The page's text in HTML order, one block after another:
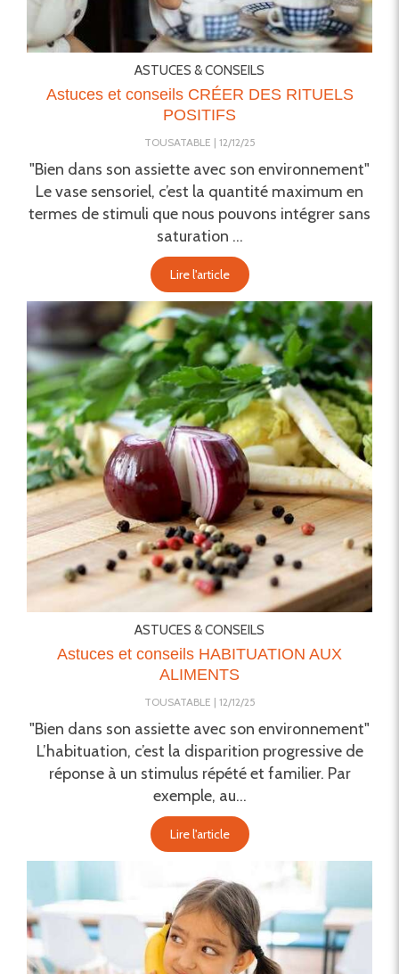
ASTUCES & CONSEILS
Astuces et conseils CRÉER DES RITUELS
POSITIFS
TOUSATABLE 12/12/25
"Bien dans son assiette avec son environnement"
Le vase sensoriel, c’est la quantité maximum en
termes de stimuli que nous pouvons intégrer sans
saturation ...
Lire l'article
ASTUCES & CONSEILS
Astuces et conseils HABITUATION AUX
ALIMENTS
TOUSATABLE 12/12/25
"Bien dans son assiette avec son environnement"
L’habituation, c’est la disparition progressive de
réponse à un stimulus répété et familier. Par
exemple, au...
Lire l'article